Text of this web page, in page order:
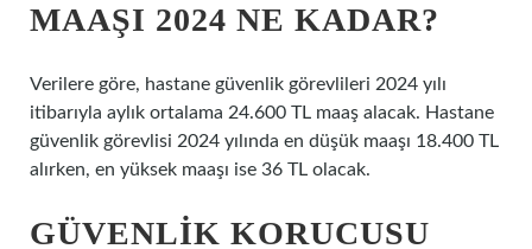
MAAŞI 2024 NE KADAR?
Verilere göre, hastane güvenlik görevlileri 2024 yılı
itibarıyla aylık ortalama 24.600 TL maaş alacak. Hastane
güvenlik görevlisi 2024 yılında en düşük maaşı 18.400 TL
alırken, en yüksek maaşı ise 36 TL olacak.
GÜVENLIK KORUCUSU